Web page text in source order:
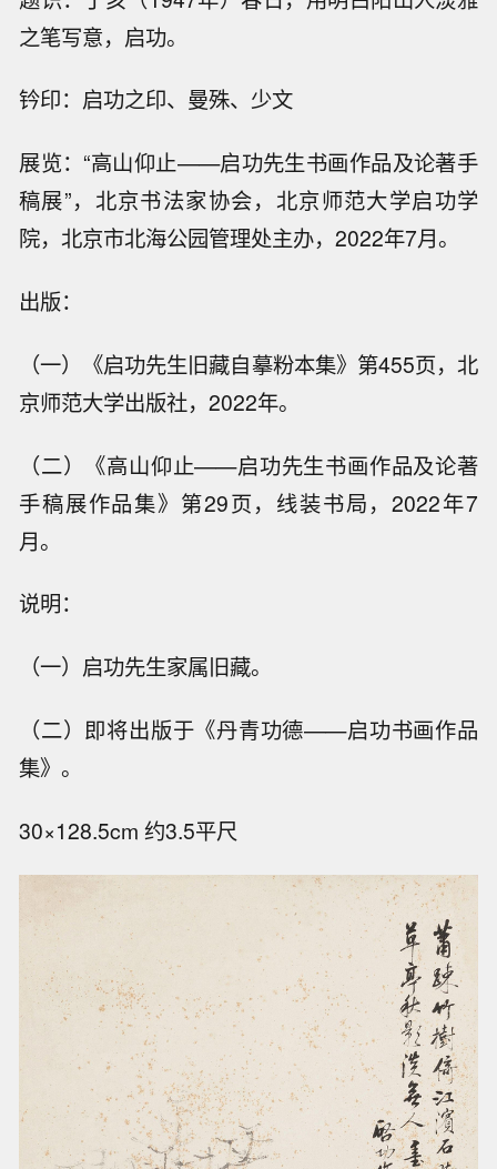
之笔写意，启功。
钤印：启功之印、曼殊、少文
展览：“高山仰止——启功先生书画作品及论著手
稿展”，北京书法家协会，北京师范大学启功学
院，北京市北海公园管理处主办，2022年7月。
出版：
（一）《启功先生旧藏自摹粉本集》第455页，北
京师范大学出版社，2022年。
（二）《高山仰止——启功先生书画作品及论著
手稿展作品集》第29页，线装书局，2022年7
月。
说明：
（一）启功先生家属旧藏。
（二）即将出版于《丹青功德——启功书画作品
集》。
30×128.5cm 约3.5平尺